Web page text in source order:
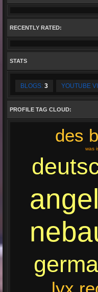
RECENTLY RATED:
STATS
BLOGS: 3 YOUTUBE
PROFILE TAG CLOUD:
des
was